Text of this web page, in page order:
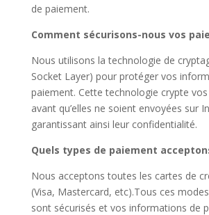
de paiement.
Comment sécurisons-nous vos
Nous utilisons la technologie de
Socket Layer) pour protéger vos
paiement. Cette technologie crypte
avant qu’elles ne soient envoyées sur
garantissant ainsi leur confidentialité.
Quels types de paiement
Nous acceptons toutes les cartes de
(Visa, Mastercard, etc).Tous ces
sont sécurisés et vos informations de